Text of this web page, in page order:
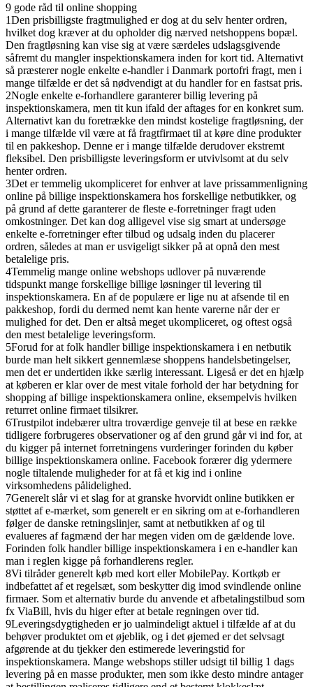
9 gode råd til online shopping
1Den prisbilligste fragtmulighed er dog at du selv henter ordren,
hvilket dog kræver at du opholder dig nærved netshoppens bopæl.
Den fragtløsning kan vise sig at være særdeles udslagsgivende
såfremt du mangler inspektionskamera inden for kort tid. Alternativt
så præsterer nogle enkelte e-handler i Danmark portofri fragt, men i
mange tilfælde er det så nødvendigt at du handler for en fastsat pris.
2Nogle enkelte e-forhandlere garanterer billig levering på
inspektionskamera, men tit kun ifald der aftages for en konkret sum.
Alternativt kan du foretrække den mindst kostelige fragtløsning, der
i mange tilfælde vil være at få fragtfirmaet til at køre dine produkter
til en pakkeshop. Denne er i mange tilfælde derudover ekstremt
fleksibel. Den prisbilligste leveringsform er utvivlsomt at du selv
henter ordren.
3Det er temmelig ukompliceret for enhver at lave prissammenligning
online på billige inspektionskamera hos forskellige netbutikker, og
på grund af dette garanterer de fleste e-forretninger fragt uden
omkostninger. Det kan dog alligevel vise sig smart at undersøge
enkelte e-forretninger efter tilbud og udsalg inden du placerer
ordren, således at man er usvigeligt sikker på at opnå den mest
betalelige pris.
4Temmelig mange online webshops udlover på nuværende
tidspunkt mange forskellige billige løsninger til levering til
inspektionskamera. En af de populære er lige nu at afsende til en
pakkeshop, fordi du dermed nemt kan hente varerne når der er
mulighed for det. Den er altså meget ukompliceret, og oftest også
den mest betalelige leveringsform.
5Forud for at folk handler billige inspektionskamera i en netbutik
burde man helt sikkert gennemlæse shoppens handelsbetingelser,
men det er undertiden ikke særlig interessant. Ligeså er det en hjælp
at køberen er klar over de mest vitale forhold der har betydning for
shopping af billige inspektionskamera online, eksempelvis hvilken
returret online firmaet tilsikrer.
6Trustpilot indebærer ultra troværdige genveje til at bese en række
tidligere forbrugeres observationer og af den grund går vi ind for, at
du kigger på internet forretningens vurderinger forinden du køber
billige inspektionskamera online. Facebook forærer dig ydermere
nogle tiltalende muligheder for at få et kig ind i online
virksomhedens pålidelighed.
7Generelt slår vi et slag for at granske hvorvidt online butikken er
støttet af e-mærket, som generelt er en sikring om at e-forhandleren
følger de danske retningslinjer, samt at netbutikken af og til
evalueres af fagmænd der har megen viden om de gældende love.
Forinden folk handler billige inspektionskamera i en e-handler kan
man i reglen kigge på forhandlerens regler.
8Vi tilråder generelt køb med kort eller MobilePay. Kortkøb er
indbefattet af et regelsæt, som beskytter dig imod svindlende online
firmaer. Som et alternativ burde du anvende et afbetalingstilbud som
fx ViaBill, hvis du higer efter at betale regningen over tid.
9Leveringsdygtigheden er jo ualmindeligt aktuel i tilfælde af at du
behøver produktet om et øjeblik, og i det øjemed er det selvsagt
afgørende at du tjekker den estimerede leveringstid for
inspektionskamera. Mange webshops stiller udsigt til billig 1 dags
levering på en masse produkter, men som ikke desto mindre antager